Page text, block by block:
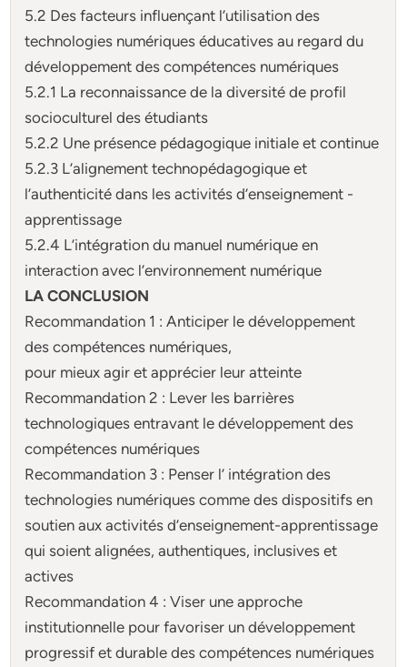
5.2 Des facteurs influençant l’utilisation des
technologies numériques éducatives au regard du
développement des compétences numériques
5.2.1 La reconnaissance de la diversité de profil
socioculturel des étudiants
5.2.2 Une présence pédagogique initiale et continue
5.2.3 L’alignement technopédagogique et
l’authenticité dans les activités d’enseignement -
apprentissage
5.2.4 L’intégration du manuel numérique en
interaction avec l’environnement numérique
LA CONCLUSION
Recommandation 1 : Anticiper le développement
des compétences numériques,
pour mieux agir et apprécier leur atteinte
Recommandation 2 : Lever les barrières
technologiques entravant le développement des
compétences numériques
Recommandation 3 : Penser l’ intégration des
technologies numériques comme des dispositifs en
soutien aux activités d’enseignement-apprentissage
qui soient alignées, authentiques, inclusives et
actives
Recommandation 4 : Viser une approche
institutionnelle pour favoriser un développement
progressif et durable des compétences numériques